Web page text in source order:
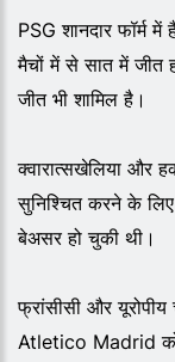
PSG शानदार फॉर्म
मैचों में से सात में जीत
जीत भी शामिल है।
क्वारात्सखेलिया और
सुनिश्चित करने के लिए
बेअसर हो चुकी थी।
फ्रांसीसी और
Atletico Madrid